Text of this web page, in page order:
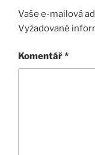
Vaše e-mailová
Vyžadované
Komentář*